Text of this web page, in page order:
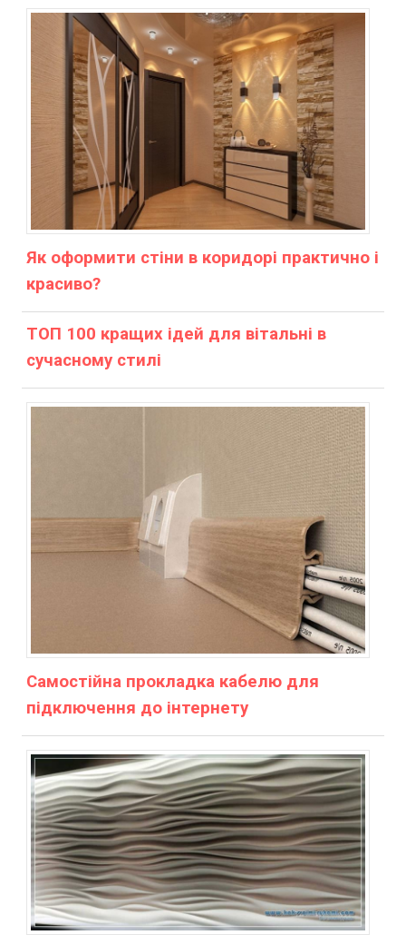
Як оформити стіни в коридорі практично і
красиво?
ТОП 100 кращих ідей для вітальні в
сучасному стилі
Самостійна прокладка кабелю для
підключення до інтернету